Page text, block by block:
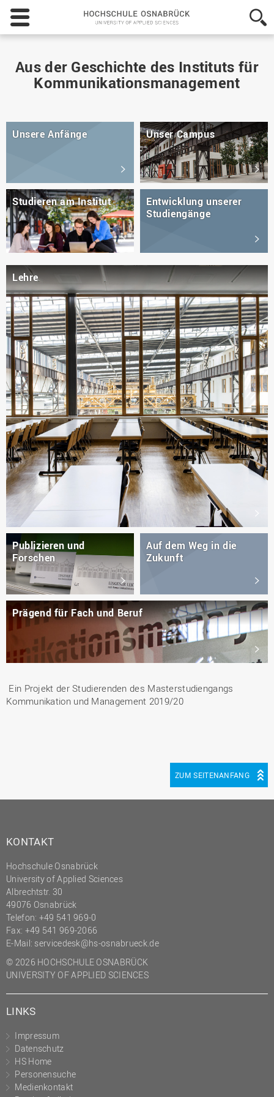
Hochschule
Osnabrück
-
Applied
Sciences
Aus der Geschichte des Instituts für
Kommunikationsmanagement
Unsere Anfänge Unser Campus
Studieren am Institut
Entwicklung unserer
Studiengänge
Lehre
Publizieren und
Forschen
Auf dem Weg in die
Zukunft
Prägend für Fach und Beruf
Ein Projekt der Studierenden des Masterstudiengangs
Kommunikation und Management 2019/20
ZUM SEITENANFANG
KONTAKT
Hochschule Osnabrück
University of Applied Sciences
Albrechtstr. 30
49076 Osnabrück
Telefon: +49 541 969-0
Fax: +49 541 969-2066
E-Mail: servicedesk@hs-osnabrueck.de
© 2026 HOCHSCHULE OSNABRÜCK
UNIVERSITY OF APPLIED SCIENCES
LINKS
Impressum
Datenschutz
HS Home
Personensuche
Medienkontakt